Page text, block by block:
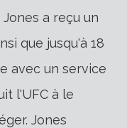
a reçu un
que jusqu'à 18
avec un service
l'UFC à le
Jones